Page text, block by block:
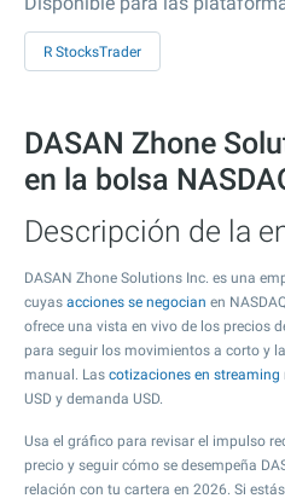
R StocksTrader
DASAN Zhone
en la bolsa
Descripción de la
DASAN Zhone Solutions Inc. es una
cuyas acciones se negocian en
ofrece una vista en vivo de los precios
para seguir los movimientos a corto y
manual. Las cotizaciones en streaming
USD y demanda USD.
Usa el gráfico para revisar el impulso
precio y seguir cómo se desempeña
relación con tu cartera en 2026. Si